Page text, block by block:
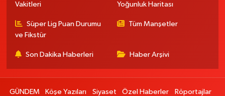
Vakitleri
Yoğunluk Haritası
Süper Lig Puan Durumu
ve Fikstür
Tüm Manşetler
Son Dakika Haberleri Haber Arşivi
GÜNDEM Köşe Yazıları Siyaset Özel Haberler
Röportajlar